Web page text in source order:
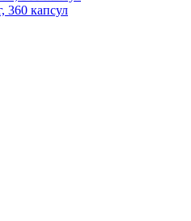
360 капсул